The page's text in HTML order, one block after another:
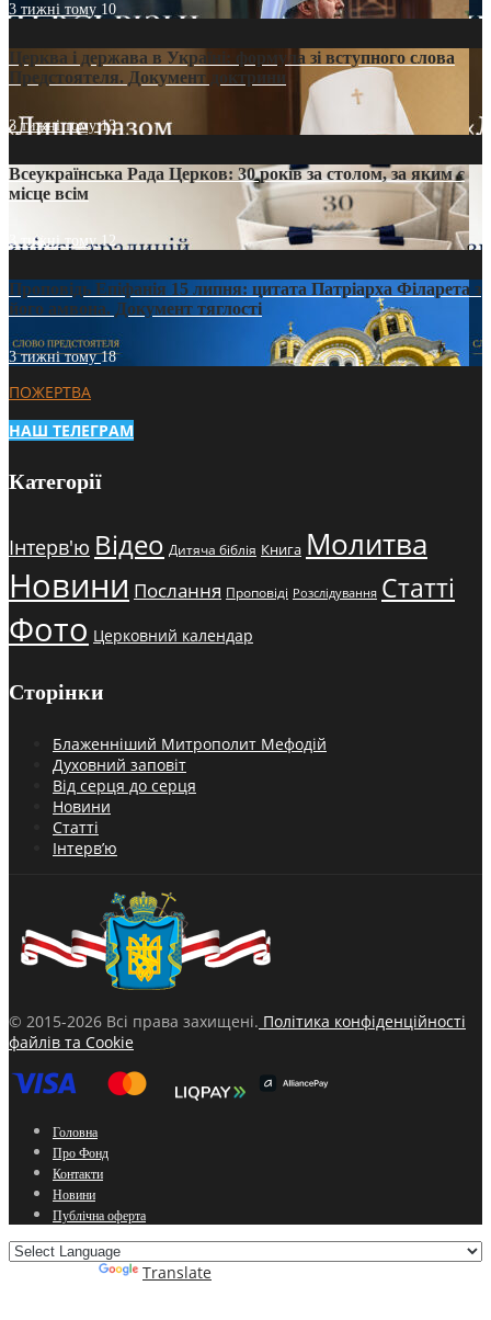
3 тижні тому 10
Церква і держава в Україні: формула зі вступного слова
Предстоятеля. Документ доктрини
3 тижні тому13
Всеукраїнська Рада Церков: 30 років за столом, за яким є
місце всім
3 тижні тому12
Проповідь Епіфанія 15 липня: цитата Патріарха Філарета з
його амвона. Документ тяглості
3 тижні тому18
ПОЖЕРТВА
НАШ ТЕЛЕГРАМ
Категорії
Інтерв'ю Відео Дитяча біблія Книга Молитва
Новини Послання Проповіді Розслідування Статті
Фото Церковний календар
Сторінки
Блаженніший Митрополит Мефодій
Духовний заповіт
Від серця до серця
Новини
Статті
Інтерв’ю
© 2015-2026 Всі права захищені. Політика конфіденційності
файлів та Cookie
Головна
Про Фонд
Контакти
Новини
Публічна оферта
Translate